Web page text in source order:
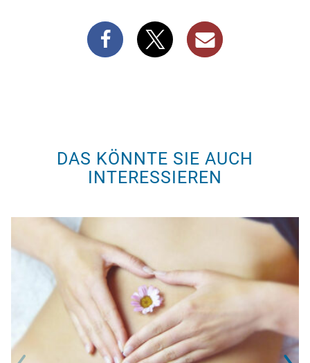
DAS KÖNNTE SIE AUCH
INTERESSIEREN